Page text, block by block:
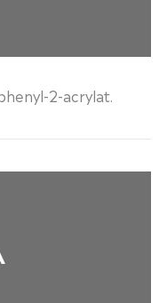
2-acrylat.